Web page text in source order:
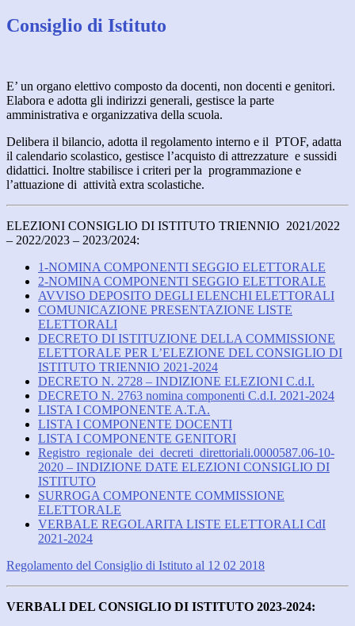
Consiglio di Istituto
E’ un organo elettivo composto da docenti, non docenti e genitori.
Elabora e adotta gli indirizzi generali, gestisce la parte
amministrativa e organizzativa della scuola.
Delibera il bilancio, adotta il regolamento interno e il PTOF, adatta
il calendario scolastico, gestisce l’acquisto di attrezzature e sussidi
didattici. Inoltre stabilisce i criteri per la programmazione e
l’attuazione di attività extra scolastiche.
ELEZIONI CONSIGLIO DI ISTITUTO TRIENNIO 2021/2022
– 2022/2023 – 2023/2024:
1-NOMINA COMPONENTI SEGGIO ELETTORALE
2-NOMINA COMPONENTI SEGGIO ELETTORALE
AVVISO DEPOSITO DEGLI ELENCHI ELETTORALI
COMUNICAZIONE PRESENTAZIONE LISTE
ELETTORALI
DECRETO DI ISTITUZIONE DELLA COMMISSIONE
ELETTORALE PER L’ELEZIONE DEL CONSIGLIO DI
ISTITUTO TRIENNIO 2021-2024
DECRETO N. 2728 – INDIZIONE ELEZIONI C.d.I.
DECRETO N. 2763 nomina componenti C.d.I. 2021-2024
LISTA I COMPONENTE A.T.A.
LISTA I COMPONENTE DOCENTI
LISTA I COMPONENTE GENITORI
Registro_regionale_dei_decreti_direttoriali.0000587.06-10-
2020 – INDIZIONE DATE ELEZIONI CONSIGLIO DI
ISTITUTO
SURROGA COMPONENTE COMMISSIONE
ELETTORALE
VERBALE REGOLARITA LISTE ELETTORALI CdI
2021-2024
Regolamento del Consiglio di Istituto al 12 02 2018
VERBALI DEL CONSIGLIO DI ISTITUTO 2023-2024: